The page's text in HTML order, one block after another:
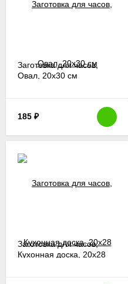
Заготовка для часов,
Овал, 20х30 см
185 ₽
Заготовка для часов,
Кухонная доска, 20х28